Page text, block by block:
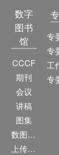
数字
图书
馆
CCCF
期刊
会议
讲稿
图集
数图编审委员会
上传/发布作品